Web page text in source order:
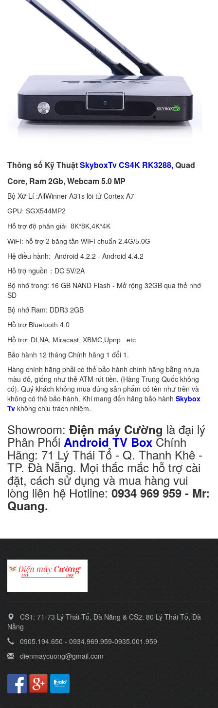
Thông số Kỹ ThuậtSkyboxTv CS4K RK3288,Quad
Core, Ram 2Gb, Webcam 5.0 MP
Bộ Xữ Lí :AllWinner A31s lõi tứ Cortex A7
GPU: SGX544MP2
Hỗ trợ độ phân giải 8K*8K,4K*4K
WiFI: hỗ trợ 2 băng tằn WIFI chuẩn 2.4G/5.0G
Hệ điều hành: Android 4.2.2 - Android 4.4.2
Hỗ trợ nguồn：DC 5V/2A
Bộ nhớ trong: 16 GB NAND Flash - Mở rộng 32GB qua thẻ nhớ
SD
Bộ nhớ Ram: DDR3 2GB
Hỗ trợ Bluetooth 4.0
Hỗ trợ: DLNA, Miracast, XBMC,Upnp.. etc
Bảo hành 12 tháng Chính hãng 1 đổi 1.
Hàng chính hãng phải có thẻ bảo hành chính hãng bằng nhựa
màu đỏ, giống như thẻ ATM rút tiền. (Hàng Trung Quốc không
có). Quý khách không mua đúng sản phẩm có tên như trên và
không có thẻ bảo hành. Khi mang đến hãng bảo hành Skybox
Tv không chịu trách nhiệm.
Showroom: Điện máy Cường là đại lý
Phân Phối Android TV Box Chính
Hãng: 71 Lý Thái Tổ - Q. Thanh Khê -
TP. Đà Nẵng. Mọi thắc mắc hỗ trợ cài
đặt, cách sử dụng và mua hàng vui
lòng liên hệ Hotline: 0934 969 959 - Mr:
Quang.
CS1: 71-73 Lý Thái Tổ, Đà Nẵng & CS2: 80 Lý Thái Tổ, Đà
Nẵng
0905.194.650 - 0934.969.959-0935.001.959
dienmaycuong@gmail.com